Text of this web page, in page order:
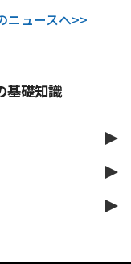
ニュースへ>>
基礎知識